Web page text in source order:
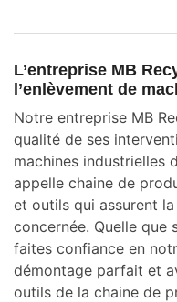
L’entreprise MB
l’enlèvement de
Notre entreprise MB
qualité de ses
machines industrielles
appelle chaine de
et outils qui assurent
concernée. Quelle que
faites confiance en
démontage parfait et
outils de la chaine de